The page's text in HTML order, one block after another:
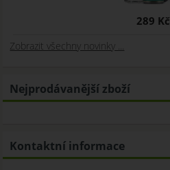
289 Kč
Zobrazit všechny novinky ...
Nejprodávanější zboží
Kontaktní informace